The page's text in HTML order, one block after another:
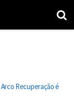
Recuperação é